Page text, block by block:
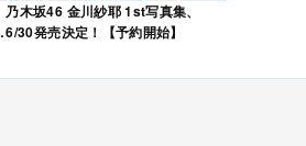
乃木坂46 金川紗耶 1st写真集、
6/30発売決定！【予約開始】